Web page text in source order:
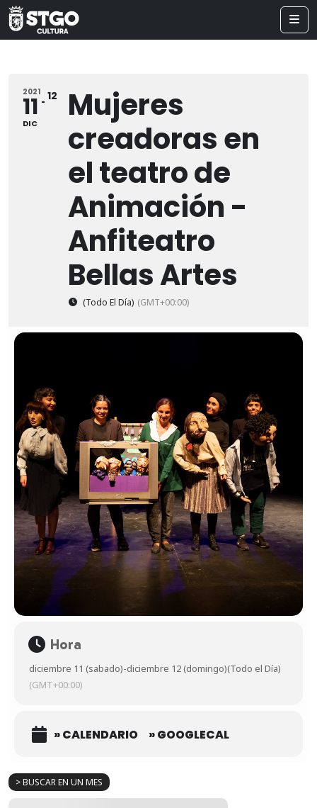
> BUSCAR EN UN MES
2021
11
DIC
12
Mujeres
creadoras en
el teatro de
Animación -
Anfiteatro
Bellas Artes
(Todo El Día) (GMT+00:00)
Hora
diciembre 11 (sabado)-diciembre 12 (domingo)(Todo el Día)
(GMT+00:00)
» CALENDARIO » GOOGLECAL